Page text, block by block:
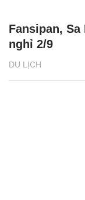
DU LỊCH
Fansipan,
nghỉ 2/9